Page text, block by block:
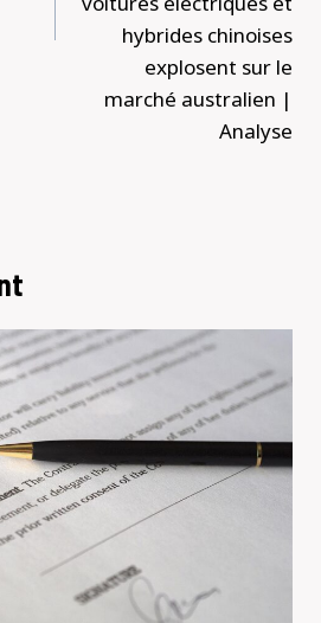
hybrides chinoises
explosent sur le
marché australien |
Analyse